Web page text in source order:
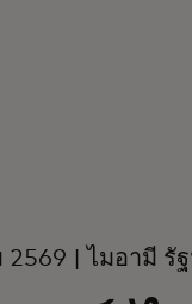
2569 | ไมอามี รั